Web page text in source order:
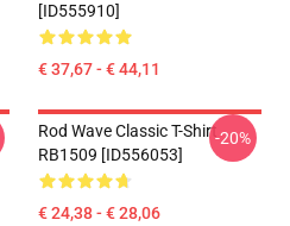
[ID555910]
€ 37,67 - € 44,11
Rod Wave Classic T-Shirt
RB1509 [ID556053]
€ 24,38 - € 28,06
-20%